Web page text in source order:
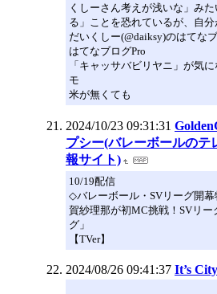
くしーさん考えが浅いな」み
る」ことを恐れているが、自
だいくしー(@daiksy)のはてな
はてなブログPro
「キャッサバビリヤニ」が気
モ
米が無くても
2024/10/23 09:31:31
プシー(バレーボールのテ
報サイト)
10/19配信
◇バレーボール・SVリーグ開幕
賀紗理那が初MC挑戦！SVリー
グ」
【TVer】
2024/08/26 09:41:37 It’s